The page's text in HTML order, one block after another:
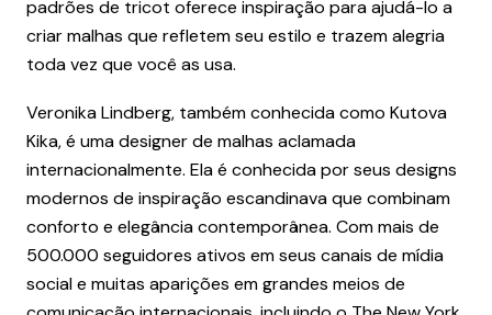
padrões de tricot oferece inspiração para ajudá-lo a
criar malhas que refletem seu estilo e trazem alegria
toda vez que você as usa.
Veronika Lindberg, também conhecida como Kutova
Kika, é uma designer de malhas aclamada
internacionalmente. Ela é conhecida por seus designs
modernos de inspiração escandinava que combinam
conforto e elegância contemporânea. Com mais de
500.000 seguidores ativos em seus canais de mídia
social e muitas aparições em grandes meios de